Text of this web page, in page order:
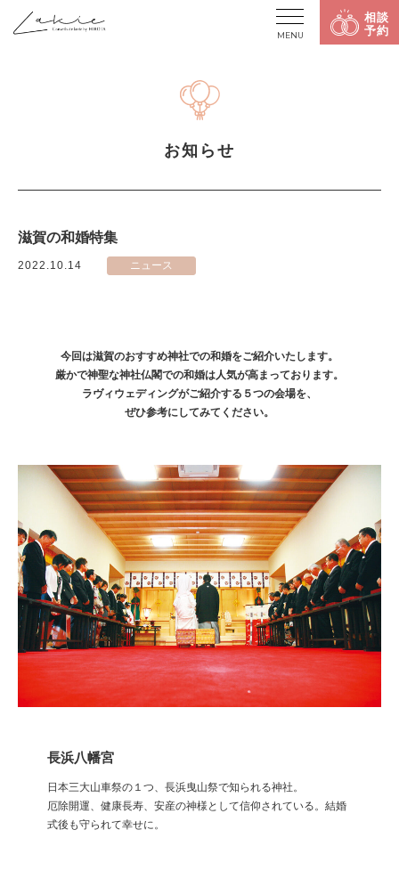
相談
予約
MENU
お知らせ
滋賀の和婚特集
2022.10.14 ニュース
今回は滋賀のおすすめ神社での和婚をご紹介いたします。
厳かで神聖な神社仏閣での和婚は人気が高まっております。
ラヴィウェディングがご紹介する５つの会場を、
ぜひ参考にしてみてください。
長浜八幡宮
日本三大山車祭の１つ、長浜曳山祭で知られる神社。
厄除開運、健康長寿、安産の神様として信仰されている。結婚
式後も守られて幸せに。